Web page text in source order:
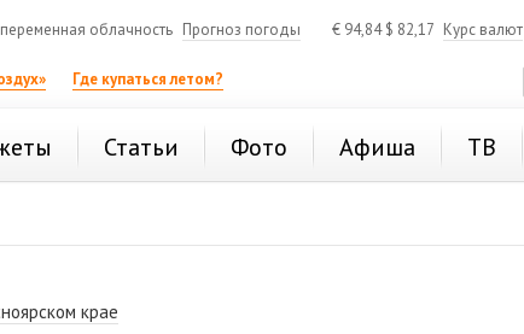
переменная облачность Прогноз погоды € 94,84$ 82,17 Курс валют
Где купаться летом?
Статьи Фото Афиша ТВ
крае